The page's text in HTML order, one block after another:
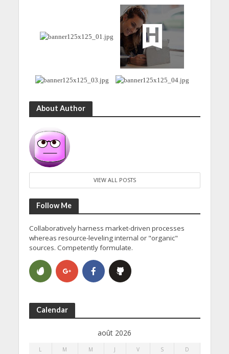
About Author
VIEW ALL POSTS
Follow Me
Collaboratively harness market-driven processes
whereas resource-leveling internal or "organic"
sources. Competently formulate.
Calendar
août 2026
L M M J V S D